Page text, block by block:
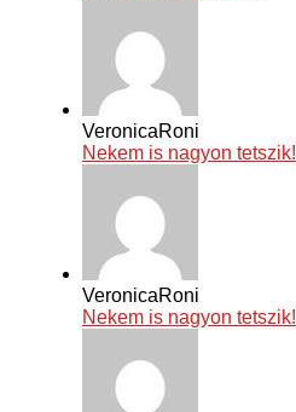
VeronicaRoni
Nekem is nagyon tetszik!
VeronicaRoni
Nekem is nagyon tetszik!